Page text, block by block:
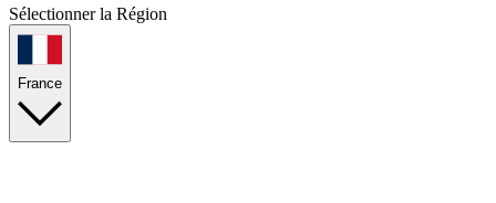
Sélectionner la Région
France